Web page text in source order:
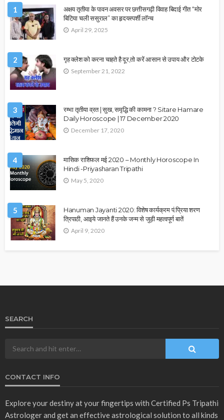
1
अक्षय तृतीया के पावन अवसर पर छत्तीसगढ़ी विवाह बिदाई गीत “मोर
बिटिया चली ससुराल” का हृदयस्पर्शी लॉन्च
April 29, 2025
2 गृह क्लेश को करना चाहते है दूर,तो करें आसान से उपाय और टोटके
September 21, 2022
3
रम्भा तृतीया व्रत | सुख, समृद्धि की कामना ? Sitare Hamare
Daily Horoscope | 17 December 2020
December 17, 2020
4
मासिक राशिफल मई 2020 – Monthly Horoscope In
Hindi -Priyasharan Tripathi
May 5, 2020
5
Hanuman Jayanti 2020: विशेष कार्यक्रम पं.प्रिया शरण
त्रिपाठी, आइये जानते हैं उनके जन्म से जुड़ी महत्वपूर्ण बातें
April 9, 2020
SEARCH
CONTACT INFO
Explore your destiny at your fingertips with Certified Ps Tripathi
Astrologer and get an effective astrological solution to all kinds